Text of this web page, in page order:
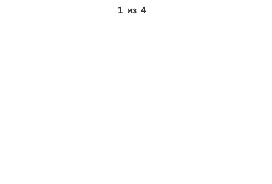
1 из 4